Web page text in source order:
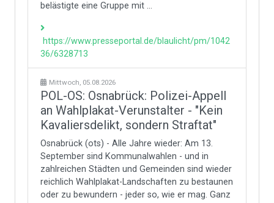
belästigte eine Gruppe mit ...
https://www.presseportal.de/blaulicht/pm/1042
36/6328713
Mittwoch, 05.08.2026
POL-OS: Osnabrück: Polizei-Appell
an Wahlplakat-Verunstalter - "Kein
Kavaliersdelikt, sondern Straftat"
Osnabrück (ots) - Alle Jahre wieder: Am 13.
September sind Kommunalwahlen - und in
zahlreichen Städten und Gemeinden sind wieder
reichlich Wahlplakat-Landschaften zu bestaunen
oder zu bewundern - jeder so, wie er mag. Ganz